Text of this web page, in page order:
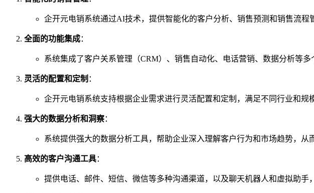
企开元电销系统通过AI技术，提供智能化的客户分析、销售预测和销售流程
全面的功能集成：
系统集成了客户关系管理（CRM）、销售自动化、电话营销、数据分析等
灵活的配置和定制 ：
企开元电销系统支持根据企业需求进行灵活配置和定制，满足不同行业和规
强大的数据分析和洞察：
系统提供强大的数据分析工具，帮助企业深入理解客户行为和市场趋势，从
高效的客户沟通工具：
提供电话、邮件、短信、微信等多种沟通渠道，以及聊天机器人和虚拟助手